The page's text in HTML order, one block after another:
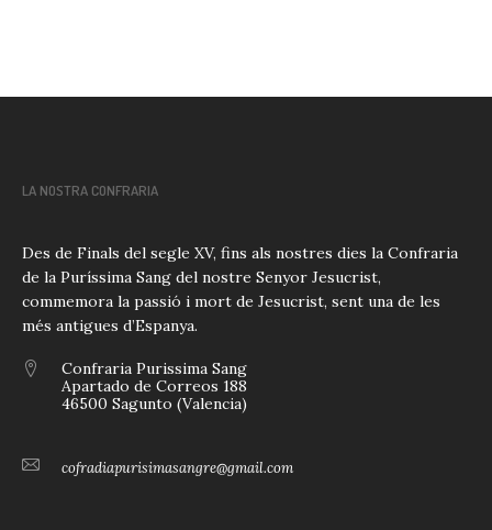
LA NOSTRA CONFRARIA
Des de Finals del segle XV, fins als nostres dies la Confraria
de la Puríssima Sang del nostre Senyor Jesucrist,
commemora la passió i mort de Jesucrist, sent una de les
més antigues d’Espanya.
Confraria Purissima Sang
Apartado de Correos 188
46500 Sagunto (Valencia)
cofradiapurisimasangre@gmail.com